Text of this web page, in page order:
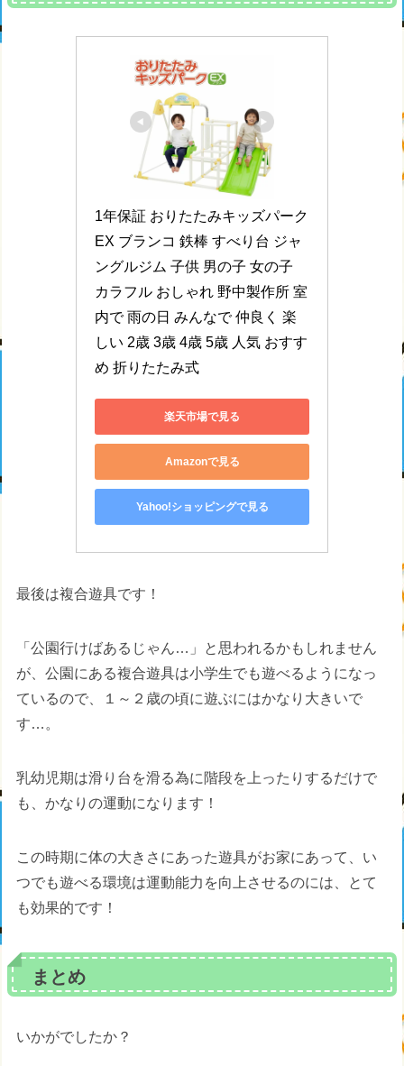
1年保証 おりたたみキッズパーク
EX ブランコ 鉄棒 すべり台 ジャ
ングルジム 子供 男の子 女の子
カラフル おしゃれ 野中製作所 室
内で 雨の日 みんなで 仲良く 楽
しい 2歳 3歳 4歳 5歳 人気 おすす
め 折りたたみ式
楽天市場で見る
Amazonで見る
Yahoo!ショッピングで見る
最後は複合遊具です！
「公園行けばあるじゃん…」と思われるかもしれません
が、公園にある複合遊具は小学生でも遊べるようになっ
ているので、１～２歳の頃に遊ぶにはかなり大きいで
す…。
乳幼児期は滑り台を滑る為に階段を上ったりするだけで
も、かなりの運動になります！
この時期に体の大きさにあった遊具がお家にあって、い
つでも遊べる環境は運動能力を向上させるのには、とて
も効果的です！
まとめ
いかがでしたか？